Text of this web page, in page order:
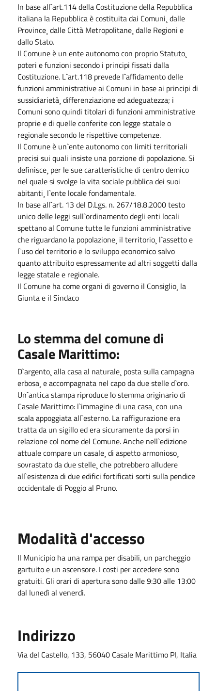
In base all`art.114 della Costituzione della Repubblica
italiana la Repubblica è costituita dai Comuni¸ dalle
Province¸ dalle Città Metropolitane¸ dalle Regioni e
dallo Stato.
Il Comune è un ente autonomo con proprio Statuto¸
poteri e funzioni secondo i principi fissati dalla
Costituzione. L`art.118 prevede l`affidamento delle
funzioni amministrative ai Comuni in base ai principi di
sussidiarietà¸ differenziazione ed adeguatezza; i
Comuni sono quindi titolari di funzioni amministrative
proprie e di quelle conferite con legge statale o
regionale secondo le rispettive competenze.
Il Comune è un`ente autonomo con limiti territoriali
precisi sui quali insiste una porzione di popolazione. Si
definisce¸ per le sue caratteristiche di centro demico
nel quale si svolge la vita sociale pubblica dei suoi
abitanti¸ l`ente locale fondamentale.
In base all`art. 13 del D.Lgs. n. 267/18.8.2000 testo
unico delle leggi sull`ordinamento degli enti locali
spettano al Comune tutte le funzioni amministrative
che riguardano la popolazione¸ il territorio¸ l`assetto e
l`uso del territorio e lo sviluppo economico salvo
quanto attribuito espressamente ad altri soggetti dalla
legge statale e regionale.
Il Comune ha come organi di governo il Consiglio¸ la
Giunta e il Sindaco
Lo stemma del comune di
Casale Marittimo:
D`argento¸ alla casa al naturale¸ posta sulla campagna
erbosa¸ e accompagnata nel capo da due stelle d`oro.
Un`antica stampa riproduce lo stemma originario di
Casale Marittimo: l`immagine di una casa¸ con una
scala appoggiata all`esterno. La raffigurazione era
tratta da un sigillo ed era sicuramente da porsi in
relazione col nome del Comune. Anche nell`edizione
attuale compare un casale¸ di aspetto armonioso¸
sovrastato da due stelle¸ che potrebbero alludere
all`esistenza di due edifici fortificati sorti sulla pendice
occidentale di Poggio al Pruno.
Modalità d'accesso
Il Municipio ha una rampa per disabili, un parcheggio
gartuito e un ascensore. I costi per accedere sono
gratuiti. Gli orari di apertura sono dalle 9:30 alle 13:00
dal lunedì al venerdì.
Indirizzo
Via del Castello, 133, 56040 Casale Marittimo PI, Italia